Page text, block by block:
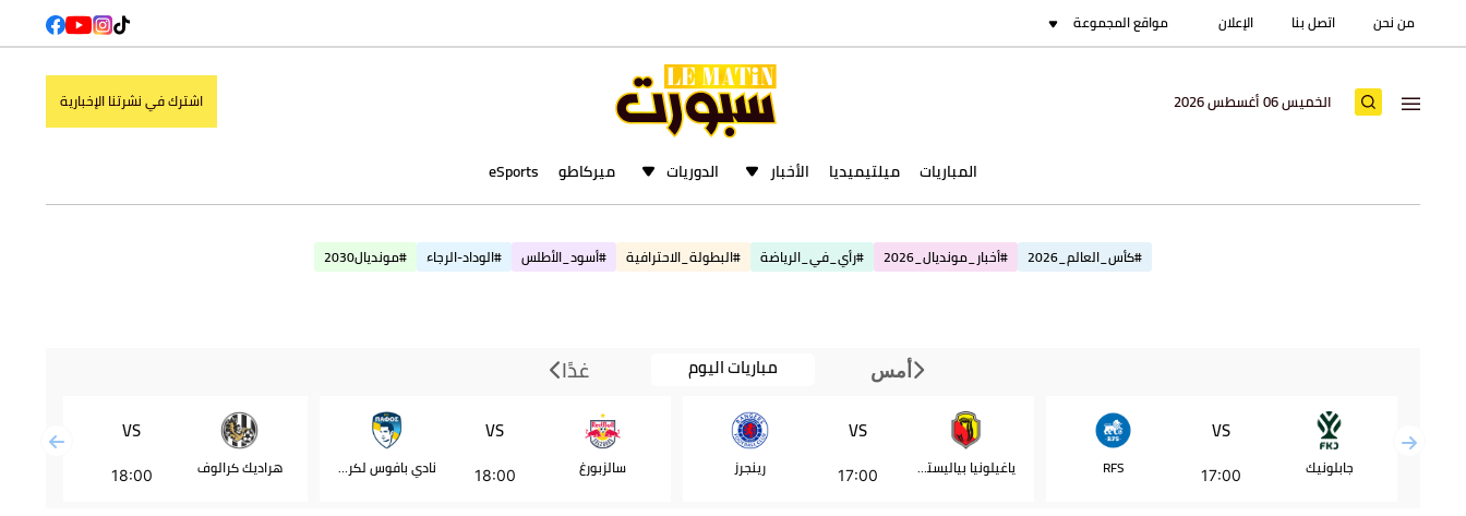
من نحن اتصل بنا الإعلان مواقع المجموعة
الخميس 06 أغسطس 2026 اشترك في نشرتنا الإخبارية
المباريات ميلتيميديا الأخبار الدوريات ميركاطو eSports
#كأس_العالم_2026 #أخبار_مونديال_2026 #رأي_في_الرياضة #البطولة_الاحترافية #أسود_الأطلس #الوداد-الرجاء #مونديال2030
أمس مباريات اليوم غدًا
جابلونيك
VS
17:00
RFS ياغيلونيا بياليستوك
VS
17:00 رينجرز سالزبورغ
VS
18:00 نادي بافوس لكرة القدم هراديك كرالوف
VS
18:00